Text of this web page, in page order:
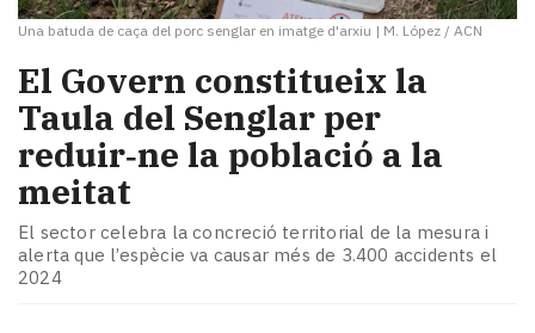
Una batuda de caça del porc senglar en imatge d'arxiu | M. López / ACN
​El Govern constitueix la
Taula del Senglar per
reduir‑ne la població a la
meitat
El sector celebra la concreció territorial de la mesura i
alerta que l’espècie va causar més de 3.400 accidents el
2024